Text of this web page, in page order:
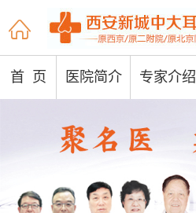

首 页 医院简介 专家介绍